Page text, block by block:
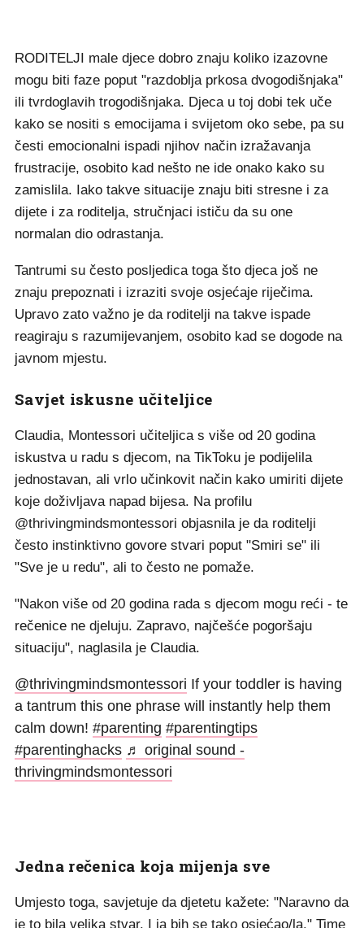
RODITELJI male djece dobro znaju koliko izazovne
mogu biti faze poput "razdoblja prkosa dvogodišnjaka"
ili tvrdoglavih trogodišnjaka. Djeca u toj dobi tek uče
kako se nositi s emocijama i svijetom oko sebe, pa su
česti emocionalni ispadi njihov način izražavanja
frustracije, osobito kad nešto ne ide onako kako su
zamislila. Iako takve situacije znaju biti stresne i za
dijete i za roditelja, stručnjaci ističu da su one
normalan dio odrastanja.
Tantrumi su često posljedica toga što djeca još ne
znaju prepoznati i izraziti svoje osjećaje riječima.
Upravo zato važno je da roditelji na takve ispade
reagiraju s razumijevanjem, osobito kad se dogode na
javnom mjestu.
Savjet iskusne učiteljice
Claudia, Montessori učiteljica s više od 20 godina
iskustva u radu s djecom, na TikToku je podijelila
jednostavan, ali vrlo učinkovit način kako umiriti dijete
koje doživljava napad bijesa. Na profilu
@thrivingmindsmontessori objasnila je da roditelji
često instinktivno govore stvari poput "Smiri se" ili
"Sve je u redu", ali to često ne pomaže.
"Nakon više od 20 godina rada s djecom mogu reći - te
rečenice ne djeluju. Zapravo, najčešće pogoršaju
situaciju", naglasila je Claudia.
@thrivingmindsmontessori If your toddler is having
a tantrum this one phrase will instantly help them
calm down! #parenting #parentingtips
#parentinghacks ♬ original sound -
thrivingmindsmontessori
Jedna rečenica koja mijenja sve
Umjesto toga, savjetuje da djetetu kažete: "Naravno da
je to bila velika stvar. I ja bih se tako osjećao/la." Time